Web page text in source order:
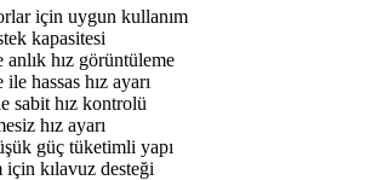
için uygun kullanım
kapasitesi
hız görüntüleme
hassas hız ayarı
sabit hız kontrolü
hız ayarı
güç tüketimli yapı
kılavuz desteği